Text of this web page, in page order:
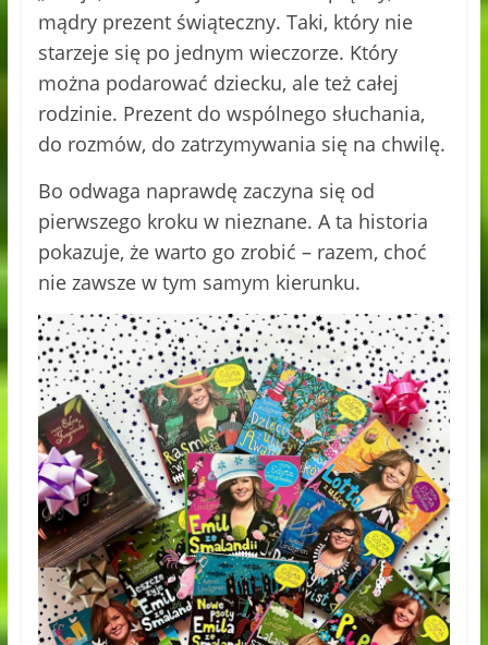
mądry prezent świąteczny. Taki, który nie
starzeje się po jednym wieczorze. Który
można podarować dziecku, ale też całej
rodzinie. Prezent do wspólnego słuchania,
do rozmów, do zatrzymywania się na chwilę.
Bo odwaga naprawdę zaczyna się od
pierwszego kroku w nieznane. A ta historia
pokazuje, że warto go zrobić – razem, choć
nie zawsze w tym samym kierunku.